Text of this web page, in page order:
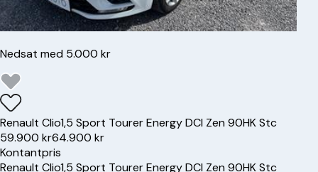
Nedsat med 5.000 kr
Renault Clio1,5 Sport Tourer Energy DCI Zen 90HK Stc
59.900 kr64.900 kr
Kontantpris
Renault Clio1,5 Sport Tourer Energy DCI Zen 90HK Stc